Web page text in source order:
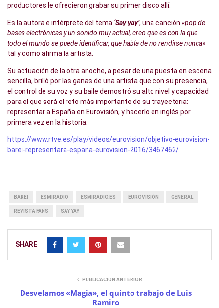
productores le ofrecieron grabar su primer disco allí.
Es la autora e intérprete del tema ‘Say yay’, una canción «pop de
bases electrónicas y un sonido muy actual, creo que es con la que
todo el mundo se puede identificar, que habla de no rendirse nunca»
tal y como afirma la artista.
Su actuación de la otra anoche, a pesar de una puesta en escena
sencilla, brilló por las ganas de una artista que con su presencia,
el control de su voz y su baile demostró su alto nivel y capacidad
para el que será el reto más importante de su trayectoria:
representar a España en Eurovisión, y hacerlo en inglés por
primera vez en la historia.
https://www.rtve.es/play/videos/eurovision/objetivo-eurovision-
barei-representara-espana-eurovision-2016/3467462/
BAREI ESMIRADIO ESMIRADIO.ES EUROVISIÓN GENERAL
REVISTA FANS SAY YAY
SHARE
PUBLICACIÓN ANTERIOR
Desvelamos «Magia», el quinto trabajo de Luis
Ramiro